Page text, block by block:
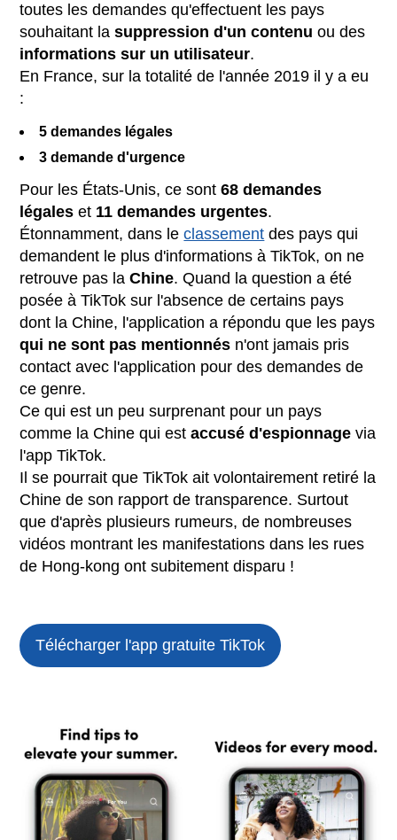
toutes les demandes qu'effectuent les pays
souhaitant lasuppression d'un contenu ou des
informations sur un utilisateur.
En France, sur la totalité de l'année 2019 il y a eu
:
5 demandes légales
3 demande d'urgence
Pour les États-Unis, ce sont68 demandes
légales et 11 demandes urgentes.
Étonnamment, dans leclassement des pays qui
demandent le plus d'informations à TikTok, on ne
retrouve pas laChine. Quand la question a été
posée à TikTok sur l'absence de certains pays
dont la Chine, l'application a répondu que les pays
qui ne sont pas mentionnés n'ont jamais pris
contact avec l'application pour des demandes de
ce genre.
Ce qui est un peu surprenant pour un pays
comme la Chine qui estaccusé d'espionnage via
l'app TikTok.
Il se pourrait que TikTok ait volontairement retiré la
Chine de son rapport de transparence. Surtout
que d'après plusieurs rumeurs, de nombreuses
vidéos montrant les manifestations dans les rues
de Hong-kong ont subitement disparu !
Télécharger l'app gratuiteTikTok